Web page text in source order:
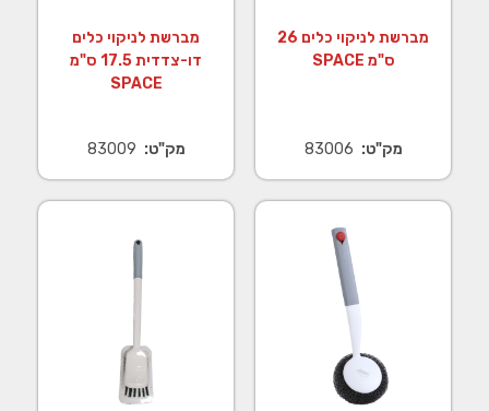
מברשת לניקוי כלים 26
ס"מ SPACE
מק"ט: 83006
מברשת לניקוי כלים
דו-צדדית 17.5 ס"מ
SPACE
מק"ט: 83009